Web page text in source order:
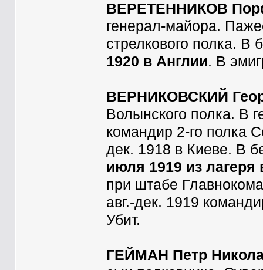
ВЕРЕТЕННИКОВ
генерал-майора.
стрелкового полка. В
1920 в Англии. В
ВЕРНИКОВСКИЙ
Волынского полка. В
командир 2-го полка
дек. 1918 в Киеве. В
июля 1919 из
при штабе
авг.-дек. 1919
Убит.
ГЕЙМАН Петр